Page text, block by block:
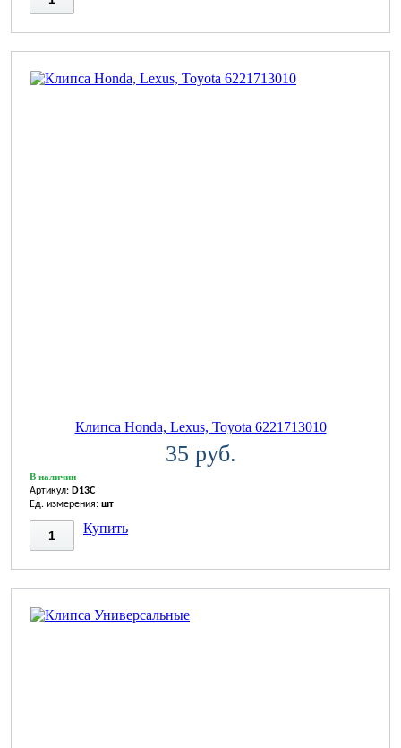
Клипса Honda, Lexus, Toyota 6221713010
35 руб.
В наличии
Артикул: D13C
Ед. измерения: шт
Купить